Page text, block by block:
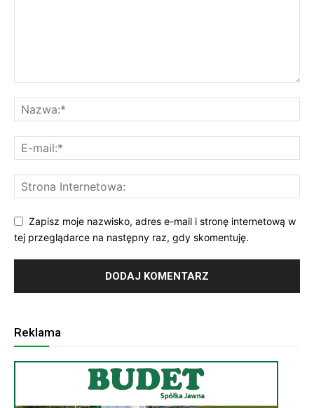
Zapisz moje nazwisko, adres e-mail i stronę internetową w
tej przeglądarce na następny raz, gdy skomentuję.
Reklama